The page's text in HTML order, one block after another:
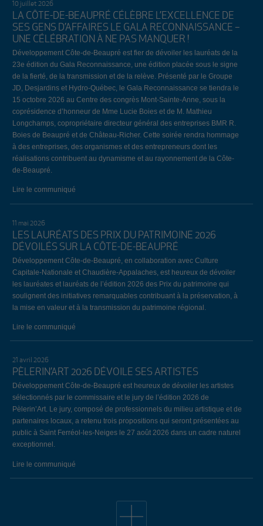
10 juillet 2026
LA CÔTE-DE-BEAUPRÉ CÉLÈBRE L’EXCELLENCE DE
SES GENS D’AFFAIRES LE GALA RECONNAISSANCE –
UNE CÉLÉBRATION À NE PAS MANQUER !
Développement Côte-de-Beaupré est fier de dévoiler les lauréats de la
23e édition du Gala Reconnaissance, une édition placée sous le signe
de la fierté, de la transmission et de la relève. Présenté par le Groupe
JD, Desjardins et Hydro-Québec, le Gala Reconnaissance se tiendra le
15 octobre 2026 au Centre des congrès Mont-Sainte-Anne, sous la
coprésidence d’honneur de Mme Lucie Boies et de M. Mathieu
Longchamps, copropriétaire directeur général des entreprises BMR R.
Boies de Beaupré et de Château-Richer. Cette soirée rendra hommage
à des entreprises, des organismes et des entrepreneurs dont les
réalisations contribuent au dynamisme et au rayonnement de la Côte-
de-Beaupré.
Lire le communiqué
11 mai 2026
LES LAURÉATS DES PRIX DU PATRIMOINE 2026
DÉVOILÉS SUR LA CÔTE-DE-BEAUPRÉ
Développement Côte-de-Beaupré, en collaboration avec Culture
Capitale-Nationale et Chaudière-Appalaches, est heureux de dévoiler
les lauréates et lauréats de l’édition 2026 des Prix du patrimoine qui
soulignent des initiatives remarquables contribuant à la préservation, à
la mise en valeur et à la transmission du patrimoine régional.
Lire le communiqué
21 avril 2026
PÈLERIN’ART 2026 DÉVOILE SES ARTISTES
Développement Côte-de-Beaupré est heureux de dévoiler les artistes
sélectionnés par le commissaire et le jury de l’édition 2026 de
Pèlerin’Art. Le jury, composé de professionnels du milieu artistique et de
partenaires locaux, a retenu trois propositions qui seront présentées au
public à Saint Ferréol-les-Neiges le 27 août 2026 dans un cadre naturel
exceptionnel.
Lire le communiqué
34E ÉDITION DE L’ÉVÈNEMENT EMPLOI CÔTE-DE-